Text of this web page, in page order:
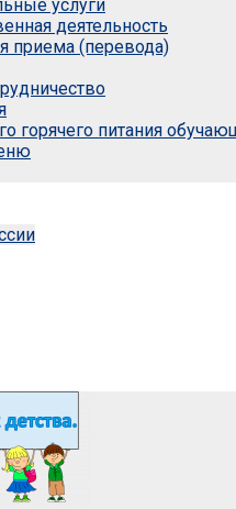
услуги
деятельность
приема (перевода)
горячего питания